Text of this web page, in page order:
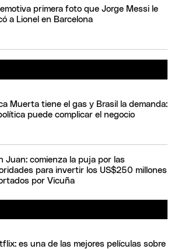
emotiva primera foto que Jorge Messi le
a Lionel en Barcelona
Muerta tiene el gas y Brasil la demanda:
puede complicar el negocio
Juan: comienza la puja por las
para invertir los US$250 millones
por Vicuña
es una de las mejores películas sobre